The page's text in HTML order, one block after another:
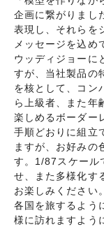
企画に繋がりまし
表現し、それらを
メッセージを込め
ウッディジョーに
すが、当社製品の
を核として、コン
ら上級者、また年
楽しめるボーダー
手順どおりに組立
ますが、お好みの
す。1/87スケール
せ、また多様化す
お楽しみください。
各国を旅するよう
様に訪れますよう